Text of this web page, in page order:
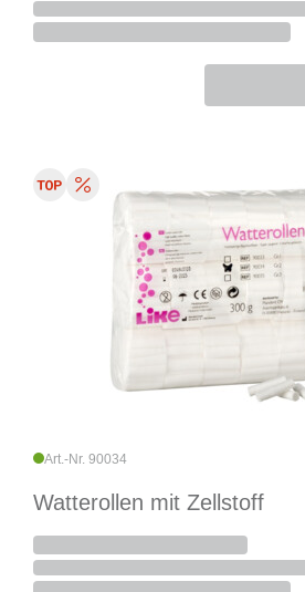
Art.-Nr. 90034
Watterollen mit Zellstoff